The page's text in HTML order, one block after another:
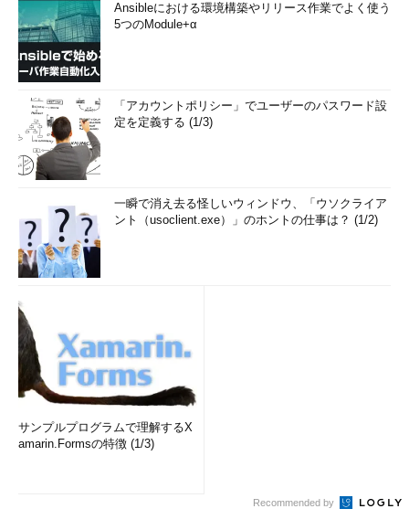
Ansibleにおける環境構築やリリース作業でよく使う
5つのModule+α
「アカウントポリシー」でユーザーのパスワード設
定を定義する (1/3)
一瞬で消え去る怪しいウィンドウ、「ウソクライア
ント（usoclient.exe）」のホントの仕事は？ (1/2)
サンプルプログラムで理解するX
amarin.Formsの特徴 (1/3)
Recommended by